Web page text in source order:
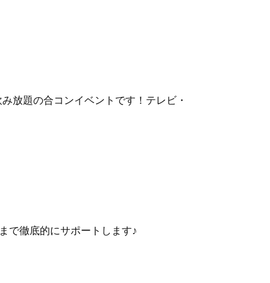
放題の合コンイベントです！テレビ・
で徹底的にサポートします♪